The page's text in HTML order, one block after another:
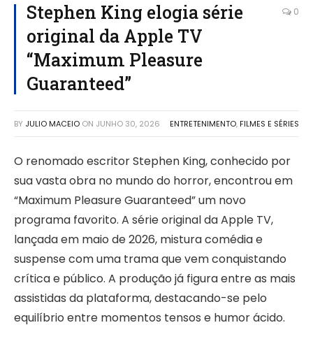
Stephen King elogia série
original da Apple TV
“Maximum Pleasure
Guaranteed”
0
BY JULIO MACEIO ON JUNHO 30, 2026 ENTRETENIMENTO, FILMES E SÉRIES
O renomado escritor Stephen King, conhecido por
sua vasta obra no mundo do horror, encontrou em
“Maximum Pleasure Guaranteed” um novo
programa favorito. A série original da Apple TV,
lançada em maio de 2026, mistura comédia e
suspense com uma trama que vem conquistando
crítica e público. A produção já figura entre as mais
assistidas da plataforma, destacando-se pelo
equilíbrio entre momentos tensos e humor ácido.